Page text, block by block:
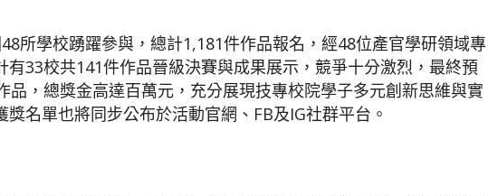
所學校踴躍參與，總計1,181件作品報名，經48位產官學研領域專
有33校共141件作品晉級決賽與成果展示，競爭十分激烈，最終預
品，總獎金高達百萬元，充分展現技專校院學子多元創新思維與實
名單也將同步公布於活動官網、FB及IG社群平台。